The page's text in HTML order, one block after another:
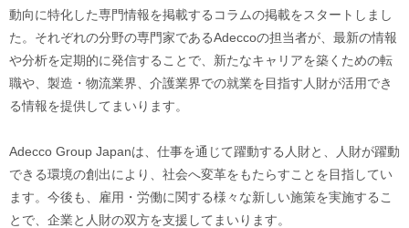
動向に特化した専門情報を掲載するコラムの掲載をスタートしまし
た。それぞれの分野の専門家であるAdeccoの担当者が、最新の情報
や分析を定期的に発信することで、新たなキャリアを築くための転
職や、製造・物流業界、介護業界での就業を目指す人財が活用でき
る情報を提供してまいります。
Adecco Group Japanは、仕事を通じて躍動する人財と、人財が躍動
できる環境の創出により、社会へ変革をもたらすことを目指してい
ます。今後も、雇用・労働に関する様々な新しい施策を実施するこ
とで、企業と人財の双方を支援してまいります。